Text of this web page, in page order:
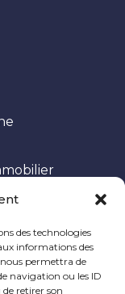
des technologies
informations des
permettra de
navigation ou les ID
de retirer son